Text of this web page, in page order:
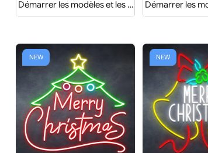
Démarrer les modèles et les devisDémarrer les
NEW NEW